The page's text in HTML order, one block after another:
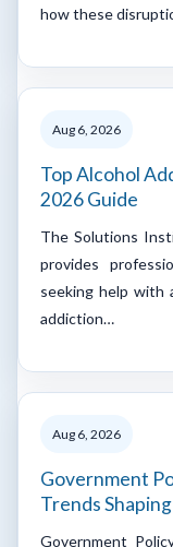
how these
Aug 6, 2026
Top Alcohol
2026 Guide
The Solutions
provides
seeking help with
addiction…
Aug 6, 2026
Government
Trends
Government